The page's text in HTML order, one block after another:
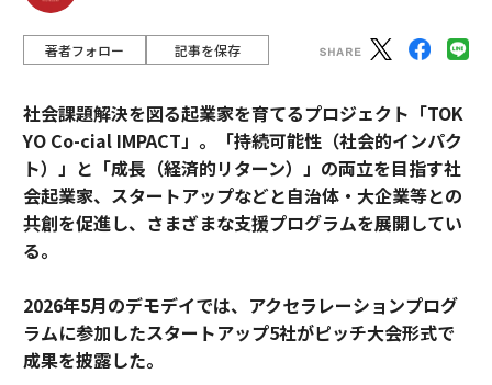
著者フォロー 記事を保存
社会課題解決を図る起業家を育てるプロジェクト「TOK
YO Co-cial IMPACT」。
「持続可能性（社会的インパク
ト）」と「成長（経済的リターン）」の両立を目指す社
会起業家、スタートアップなどと自治体・大企業等との
共創を促進し、さまざまな支援プログラムを展開してい
る。
2026年5月のデモデイでは、アクセラレーションプログ
ラムに参加したスタートアップ5社がピッチ大会形式で
成果を披露した。